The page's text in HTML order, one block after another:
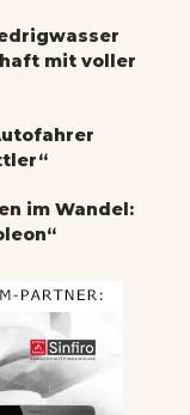
mit voller
im Wandel: